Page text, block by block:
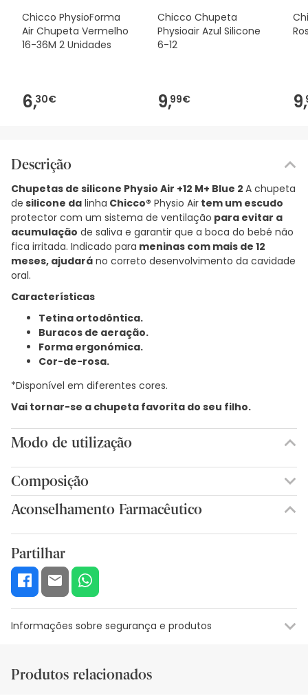
Chicco PhysioForma
Air Chupeta Vermelho
16-36M 2 Unidades
6,30€
Chicco Chupeta
Physioair Azul Silicone
6-12
9,99€ 9,
Descrição
Chupetas de silicone Physio Air +12 M+ Blue 2 A chupeta
de silicone da linha Chicco® Physio Air tem um escudo
protector com um sistema de ventilação para evitar a
acumulação de saliva e garantir que a boca do bebé não
fica irritada. Indicado para meninas com mais de 12
meses, ajudará no correto desenvolvimento da cavidade
oral.
Características
Tetina ortodôntica.
Buracos de aeração.
Forma ergonómica.
Cor-de-rosa.
*Disponível em diferentes cores.
Vai tornar-se a chupeta favorita do seu filho.
Modo de utilização
Composição
Aconselhamento Farmacêutico
Partilhar
Informações sobre segurança e produtos
Recursos de segurança visual
Produtos relacionados